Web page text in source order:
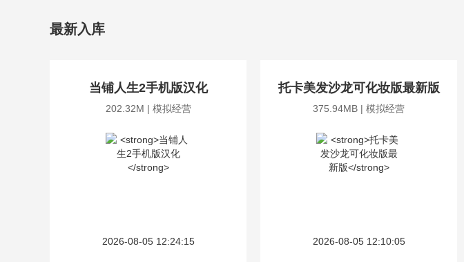
最新入库
当铺人生2手机版汉化
202.32M | 模拟经营
2026-08-05 12:24:15
托卡美发沙龙可化妆版最新版
375.94MB | 模拟经营
2026-08-05 12:10:05